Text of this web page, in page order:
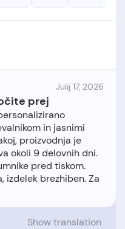
Julij 17, 2026
prej
in jasnimi
proizvodnja je
okoli 9 delovnih dni.
pred tiskom.
izdelek brezhiben. Za
Show translation